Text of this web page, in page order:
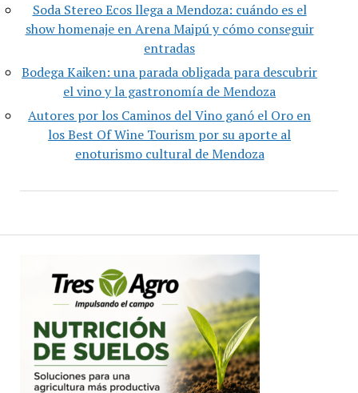
Soda Stereo Ecos llega a Mendoza: cuándo es el
show homenaje en Arena Maipú y cómo conseguir
entradas
Bodega Kaiken: una parada obligada para descubrir
el vino y la gastronomía de Mendoza
Autores por los Caminos del Vino ganó el Oro en
los Best Of Wine Tourism por su aporte al
enoturismo cultural de Mendoza